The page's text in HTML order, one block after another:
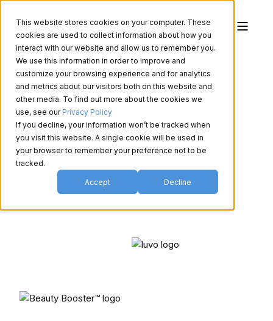
This website stores cookies on your computer. These
cookies are used to collect information about how you
interact with our website and allow us to remember you.
We use this information in order to improve and
customize your browsing experience and for analytics
and metrics about our visitors both on this website and
other media. To find out more about the cookies we
use, see our Privacy Policy
If you decline, your information won’t be tracked when
you visit this website. A single cookie will be used in
your browser to remember your preference not to be
tracked.
Accept Decline